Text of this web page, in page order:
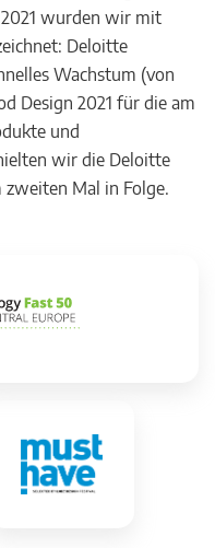
2021 wurden wir mit
Deloitte
Wachstum (von
Design 2021 für die am
und
wir die Deloitte
Mal in Folge.